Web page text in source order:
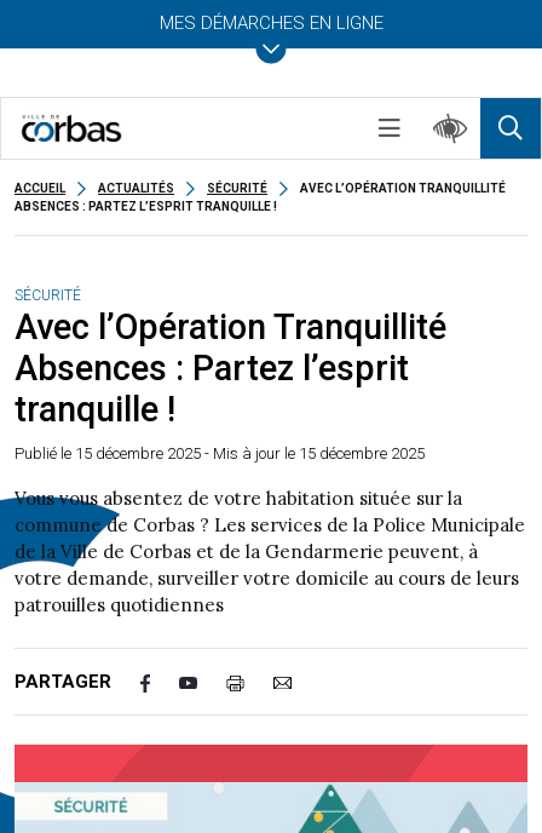
MES DÉMARCHES EN LIGNE
ACCUEIL ACTUALITÉS SÉCURITÉ
AVEC L’OPÉRATION TRANQUILLITÉ
ABSENCES : PARTEZ L’ESPRIT TRANQUILLE !
SÉCURITÉ
Avec l’Opération Tranquillité
Absences : Partez l’esprit
tranquille !
Publié le 15 décembre 2025 - Mis à jour le 15 décembre 2025
Vous vous absentez de votre habitation située sur la
commune de Corbas ? Les services de la Police Municipale
de la Ville de Corbas et de la Gendarmerie peuvent, à
votre demande, surveiller votre domicile au cours de leurs
patrouilles quotidiennes
PARTAGER